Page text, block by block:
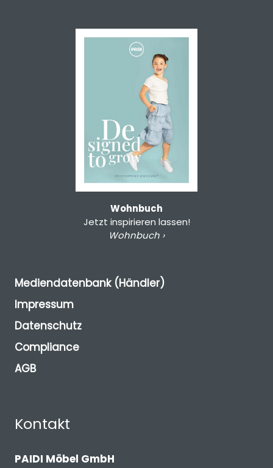
Wohnbuch
Jetzt inspirieren lassen!
Wohnbuch ›
Mediendatenbank (Händler)
Impressum
Datenschutz
Compliance
AGB
Kontakt
PAIDI Möbel GmbH